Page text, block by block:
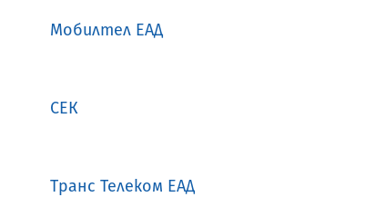
Мобилтел ЕАД
СЕК
Транс Телеком ЕАД